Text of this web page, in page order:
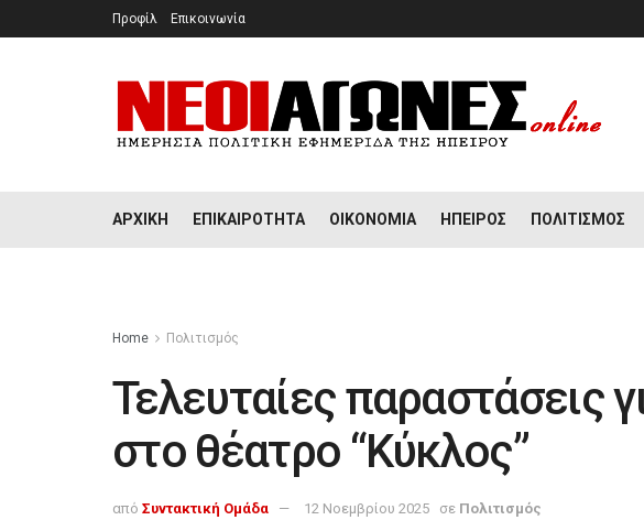
Προφίλ Επικοινωνία
ΑΡΧΙΚΉ ΕΠΙΚΑΙΡΌΤΗΤΑ ΟΙΚΟΝΟΜΊΑ ΉΠΕΙΡΟΣ ΠΟΛΙΤΙΣΜΌΣ
Home Πολιτισμός
Τελευταίες παραστάσεις
στο θέατρο “Κύκλος”
από Συντακτική Ομάδα 12 Νοεμβρίου 2025 σε Πολιτισμός